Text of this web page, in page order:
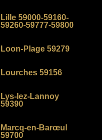
Lille 59000-59160-
59260-59777-59800
Loon-Plage 59279
Lourches 59156
Lys-lez-Lannoy
59390
Marcq-en-Barœul
59700